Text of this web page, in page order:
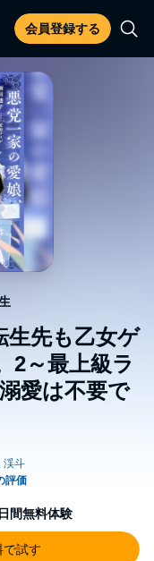
会員登録する
生先も乙女ゲ
2～最上級ラ
愛は不要で
間無料体験
で試す